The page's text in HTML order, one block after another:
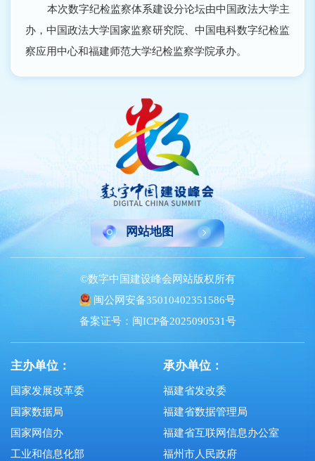
本次数字纪检监察体系建设分论坛由中国政法大学主
办，中国政法大学国家监察研究院、中国电科数字纪检监
察应用中心和福建师范大学纪检监察学院承办。
网站地图
©数字中国建设峰会网站版权所有
闽公网安备35010402351586号
备案证号：闽ICP备2025090531号
主办单位：
国家发展改革委
国家数据局
国家网信办
工业和信息化部
承办单位：
福建省发改委
福建省数据管理局
福建省互联网信息办公室
福州市人民政府